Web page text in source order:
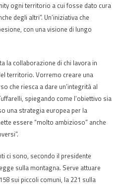
ogni territorio a cui fosse dato cura
degli altri”. Un’iniziativa che
con una visione di lungo
la collaborazione di chi lavora in
territorio. Vorremo creare una
che riesca a dare un’integrità al
spiegando come l’obiettivo sia
una strategia europea per la
essere “molto ambizioso” anche
ci sono, secondo il presidente
sulla montagna. Serve attuare
sui piccoli comuni, la 221 sulla